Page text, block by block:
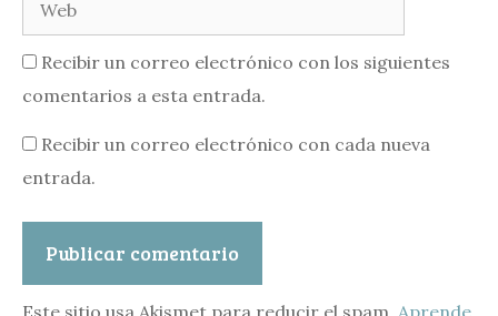
Recibir un correo electrónico con los siguientes
comentarios a esta entrada.
Recibir un correo electrónico con cada nueva
entrada.
Este sitio usa Akismet para reducir el spam. Aprende